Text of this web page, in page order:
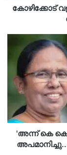
കോഴിക്കോട്
ശൈലജയെ
'നിപ
റാണി'
വിളിച്ച്
അപമാനിച്ചു....
ഇന്ന്
മുരളീധരനെതിരെ
'അന്ന് കെ കെ